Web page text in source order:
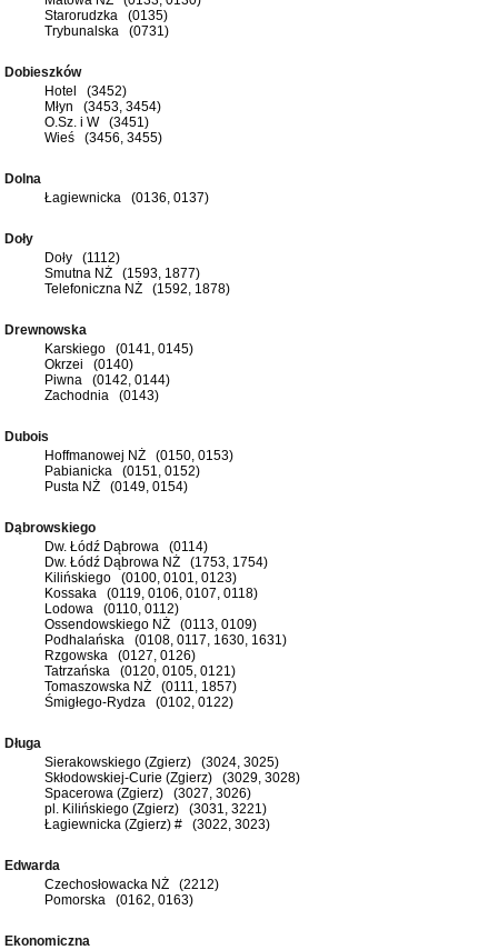
Starorudzka (0135)
Trybunalska (0731)
Dobieszków
Hotel (3452)
Młyn (3453, 3454)
O.Sz. i W (3451)
Wieś (3456, 3455)
Dolna
Łagiewnicka (0136, 0137)
Doły
Doły (1112)
Smutna NŻ (1593, 1877)
Telefoniczna NŻ (1592, 1878)
Drewnowska
Karskiego (0141, 0145)
Okrzei (0140)
Piwna (0142, 0144)
Zachodnia (0143)
Dubois
Hoffmanowej NŻ (0150, 0153)
Pabianicka (0151, 0152)
Pusta NŻ (0149, 0154)
Dąbrowskiego
Dw. Łódź Dąbrowa (0114)
Dw. Łódź Dąbrowa NŻ (1753, 1754)
Kilińskiego (0100, 0101, 0123)
Kossaka (0119, 0106, 0107, 0118)
Lodowa (0110, 0112)
Ossendowskiego NŻ (0113, 0109)
Podhalańska (0108, 0117, 1630, 1631)
Rzgowska (0127, 0126)
Tatrzańska (0120, 0105, 0121)
Tomaszowska NŻ (0111, 1857)
Śmigłego-Rydza (0102, 0122)
Długa
Sierakowskiego (Zgierz) (3024, 3025)
Skłodowskiej-Curie (Zgierz) (3029, 3028)
Spacerowa (Zgierz) (3027, 3026)
pl. Kilińskiego (Zgierz) (3031, 3221)
Łagiewnicka (Zgierz) # (3022, 3023)
Edwarda
Czechosłowacka NŻ (2212)
Pomorska (0162, 0163)
Ekonomiczna